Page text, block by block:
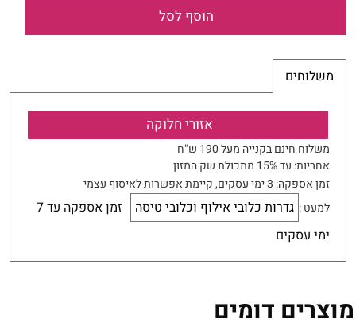
הוסף לסל
משלוחים
אזורי חלוקה
משלוח חינם בקנייה מעל 190 ש"ח
אחריות: עד 15% מתכולת שק המזון
זמן אספקה: 3ימי עסקים, קיימת אפשרות לאיסוף עצמי
למעט : גדרות כלובי אילוף וכלובי טיסה
זמן אספקה עד 7
ימי עסקים
מוצרים דומים